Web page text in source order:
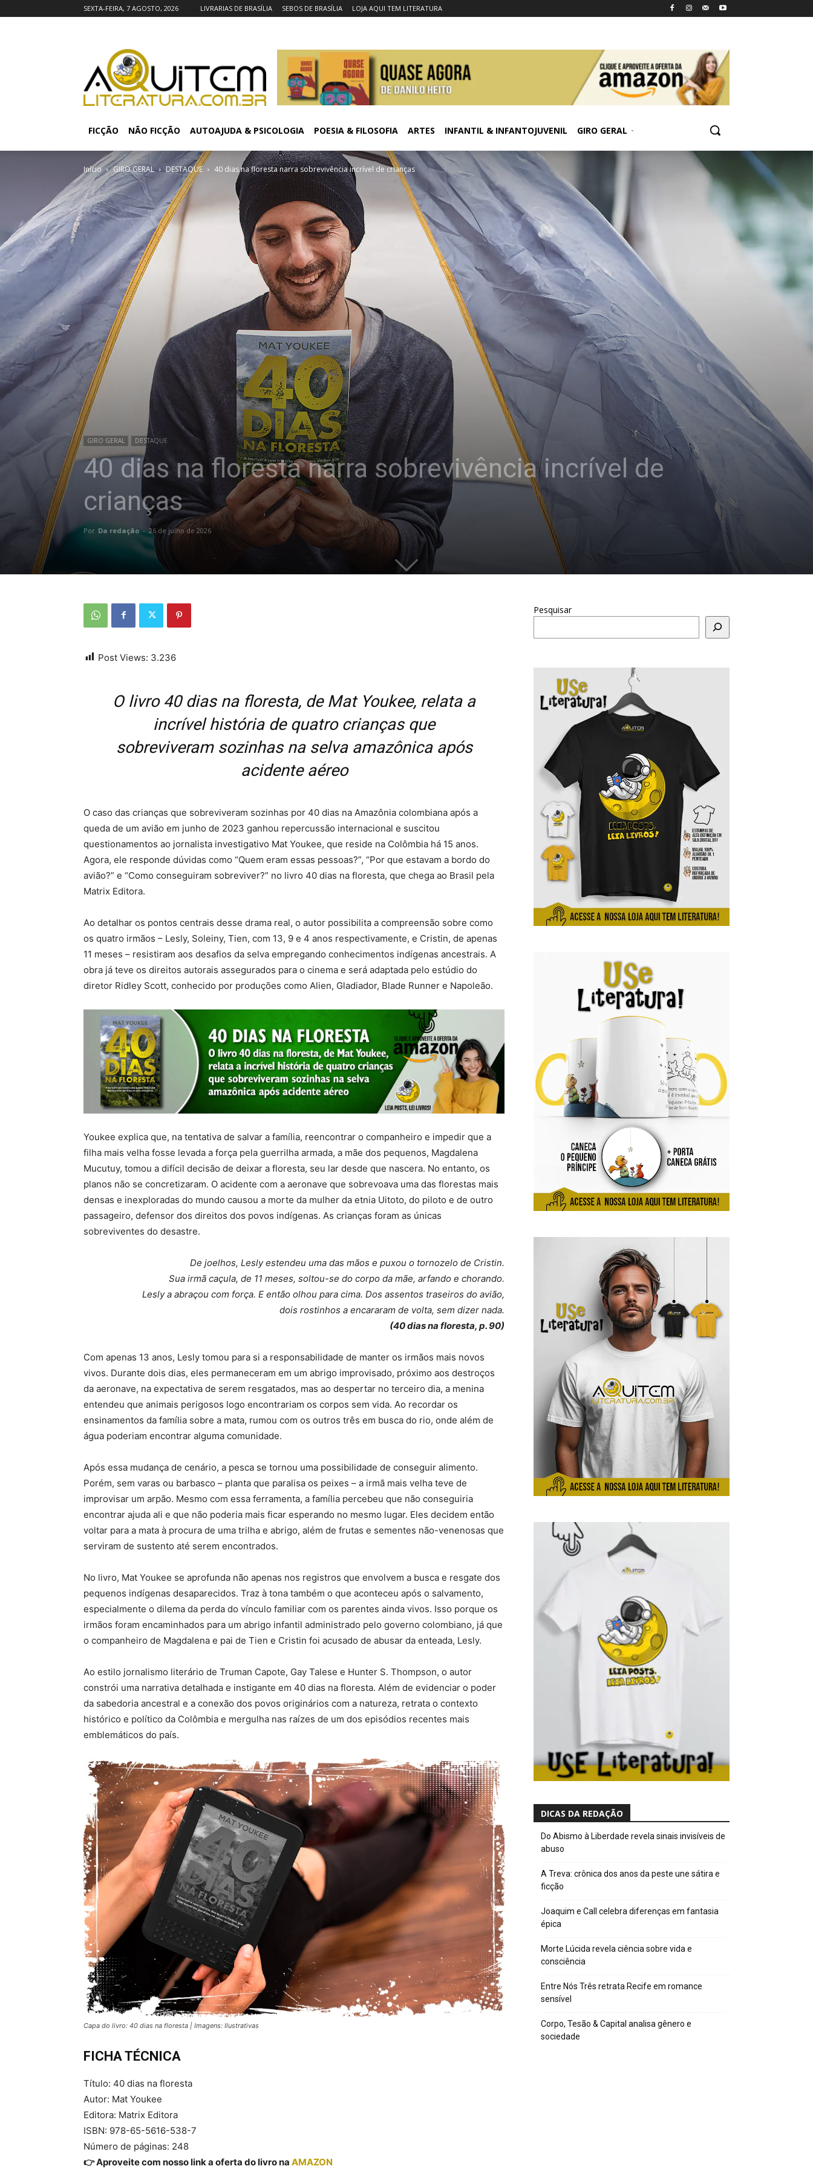
SEXTA-FEIRA, 7 AGOSTO, 2026 LIVRARIAS DE BRASÍLIA SEBOS DE BRASÍLIA LOJA AQUI TEM LITERATURA
FICÇÃO NÃO FICÇÃO AUTOAJUDA & PSICOLOGIA POESIA & FILOSOFIA ARTES INFANTIL & INFANTOJUVENIL GIRO GERAL
Início GIRO GERAL DESTAQUE 40 dias na floresta narra sobrevivência incrível de crianças
GIRO GERAL DESTAQUE
40 dias na floresta narra sobrevivência incrível de
crianças
Por Da redação - 26 de julho de 2026
Post Views: 3.236
O livro 40 dias na floresta, de Mat Youkee, relata a
incrível história de quatro crianças que
sobreviveram sozinhas na selva amazônica após
acidente aéreo
O caso das crianças que sobreviveram sozinhas por 40 dias na Amazônia colombiana após a
queda de um avião em junho de 2023 ganhou repercussão internacional e suscitou
questionamentos ao jornalista investigativo Mat Youkee, que reside na Colômbia há 15 anos.
Agora, ele responde dúvidas como “Quem eram essas pessoas?”, “Por que estavam a bordo do
avião?” e “Como conseguiram sobreviver?” no livro 40 dias na floresta, que chega ao Brasil pela
Matrix Editora.
Ao detalhar os pontos centrais desse drama real, o autor possibilita a compreensão sobre como
os quatro irmãos – Lesly, Soleiny, Tien, com 13, 9 e 4 anos respectivamente, e Cristin, de apenas
11 meses – resistiram aos desafios da selva empregando conhecimentos indígenas ancestrais. A
obra já teve os direitos autorais assegurados para o cinema e será adaptada pelo estúdio do
diretor Ridley Scott, conhecido por produções como Alien, Gladiador, Blade Runner e Napoleão.
Youkee explica que, na tentativa de salvar a família, reencontrar o companheiro e impedir que a
filha mais velha fosse levada a força pela guerrilha armada, a mãe dos pequenos, Magdalena
Mucutuy, tomou a difícil decisão de deixar a floresta, seu lar desde que nascera. No entanto, os
planos não se concretizaram. O acidente com a aeronave que sobrevoava uma das florestas mais
densas e inexploradas do mundo causou a morte da mulher da etnia Uitoto, do piloto e de outro
passageiro, defensor dos direitos dos povos indígenas. As crianças foram as únicas
sobreviventes do desastre.
De joelhos, Lesly estendeu uma das mãos e puxou o tornozelo de Cristin.
Sua irmã caçula, de 11 meses, soltou-se do corpo da mãe, arfando e chorando.
Lesly a abraçou com força. E então olhou para cima. Dos assentos traseiros do avião,
dois rostinhos a encararam de volta, sem dizer nada.
(40 dias na floresta, p. 90)
Com apenas 13 anos, Lesly tomou para si a responsabilidade de manter os irmãos mais novos
vivos. Durante dois dias, eles permaneceram em um abrigo improvisado, próximo aos destroços
da aeronave, na expectativa de serem resgatados, mas ao despertar no terceiro dia, a menina
entendeu que animais perigosos logo encontrariam os corpos sem vida. Ao recordar os
ensinamentos da família sobre a mata, rumou com os outros três em busca do rio, onde além de
água poderiam encontrar alguma comunidade.
Após essa mudança de cenário, a pesca se tornou uma possibilidade de conseguir alimento.
Porém, sem varas ou barbasco – planta que paralisa os peixes – a irmã mais velha teve de
improvisar um arpão. Mesmo com essa ferramenta, a família percebeu que não conseguiria
encontrar ajuda ali e que não poderia mais ficar esperando no mesmo lugar. Eles decidem então
voltar para a mata à procura de uma trilha e abrigo, além de frutas e sementes não-venenosas que
serviram de sustento até serem encontrados.
No livro, Mat Youkee se aprofunda não apenas nos registros que envolvem a busca e resgate dos
pequenos indígenas desaparecidos. Traz à tona também o que aconteceu após o salvamento,
especialmente o dilema da perda do vínculo familiar com os parentes ainda vivos. Isso porque os
irmãos foram encaminhados para um abrigo infantil administrado pelo governo colombiano, já que
o companheiro de Magdalena e pai de Tien e Cristin foi acusado de abusar da enteada, Lesly.
Ao estilo jornalismo literário de Truman Capote, Gay Talese e Hunter S. Thompson, o autor
constrói uma narrativa detalhada e instigante em 40 dias na floresta. Além de evidenciar o poder
da sabedoria ancestral e a conexão dos povos originários com a natureza, retrata o contexto
histórico e político da Colômbia e mergulha nas raízes de um dos episódios recentes mais
emblemáticos do país.
Capa do livro: 40 dias na floresta | Imagens: Ilustrativas
FICHA TÉCNICA
Título: 40 dias na floresta
Autor: Mat Youkee
Editora: Matrix Editora
ISBN: 978-65-5616-538-7
Número de páginas: 248
👉 Aproveite com nosso link a oferta do livro na AMAZON
Pesquisar
DICAS DA REDAÇÃO
Do Abismo à Liberdade revela sinais invisíveis de
abuso
A Treva: crônica dos anos da peste une sátira e
ficção
Joaquim e Call celebra diferenças em fantasia
épica
Morte Lúcida revela ciência sobre vida e
consciência
Entre Nós Três retrata Recife em romance
sensível
Corpo, Tesão & Capital analisa gênero e
sociedade